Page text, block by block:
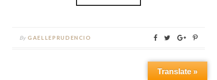
By GAELLEPRUDENCIO
Translate »